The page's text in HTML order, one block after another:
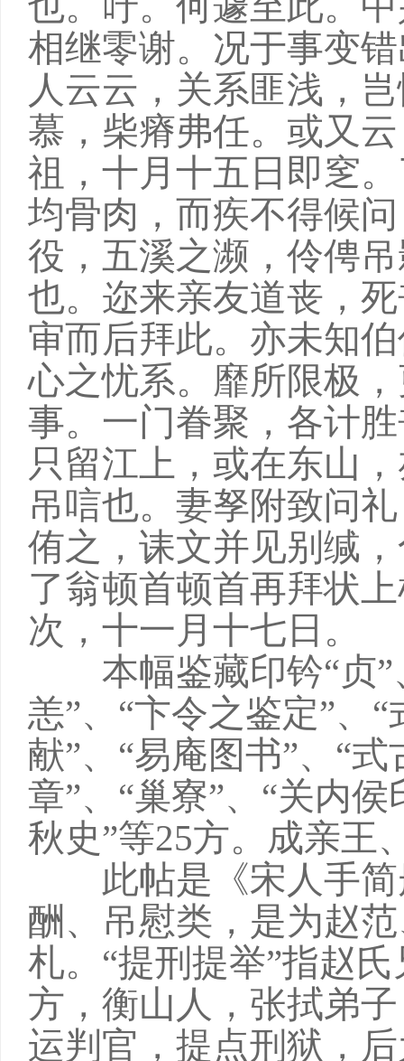
相继零谢。况于事变
人云云，关系匪浅，
慕，柴瘠弗任。或又
祖，十月十五日即窆
均骨肉，而疾不得候
役，五溪之濒，伶俜
也。迩来亲友道丧，
审而后拜此。亦未知
心之忧系。靡所限极
事。一门眷聚，各计
只留江上，或在东山
吊唁也。妻孥附致问
侑之，诔文并见别缄
了翁顿首顿首再拜状
次，十一月十七日。
本幅鉴藏印钤“贞”
恙”、“卞令之鉴定”、
献”、“易庵图书”、“
章”、“巢寮”、“关内
秋史”等25方。成亲王
此帖是《宋人手简
酬、吊慰类，是为赵
札。“提刑提举”指赵
方，衡山人，张拭弟
运判官，提点刑狱，